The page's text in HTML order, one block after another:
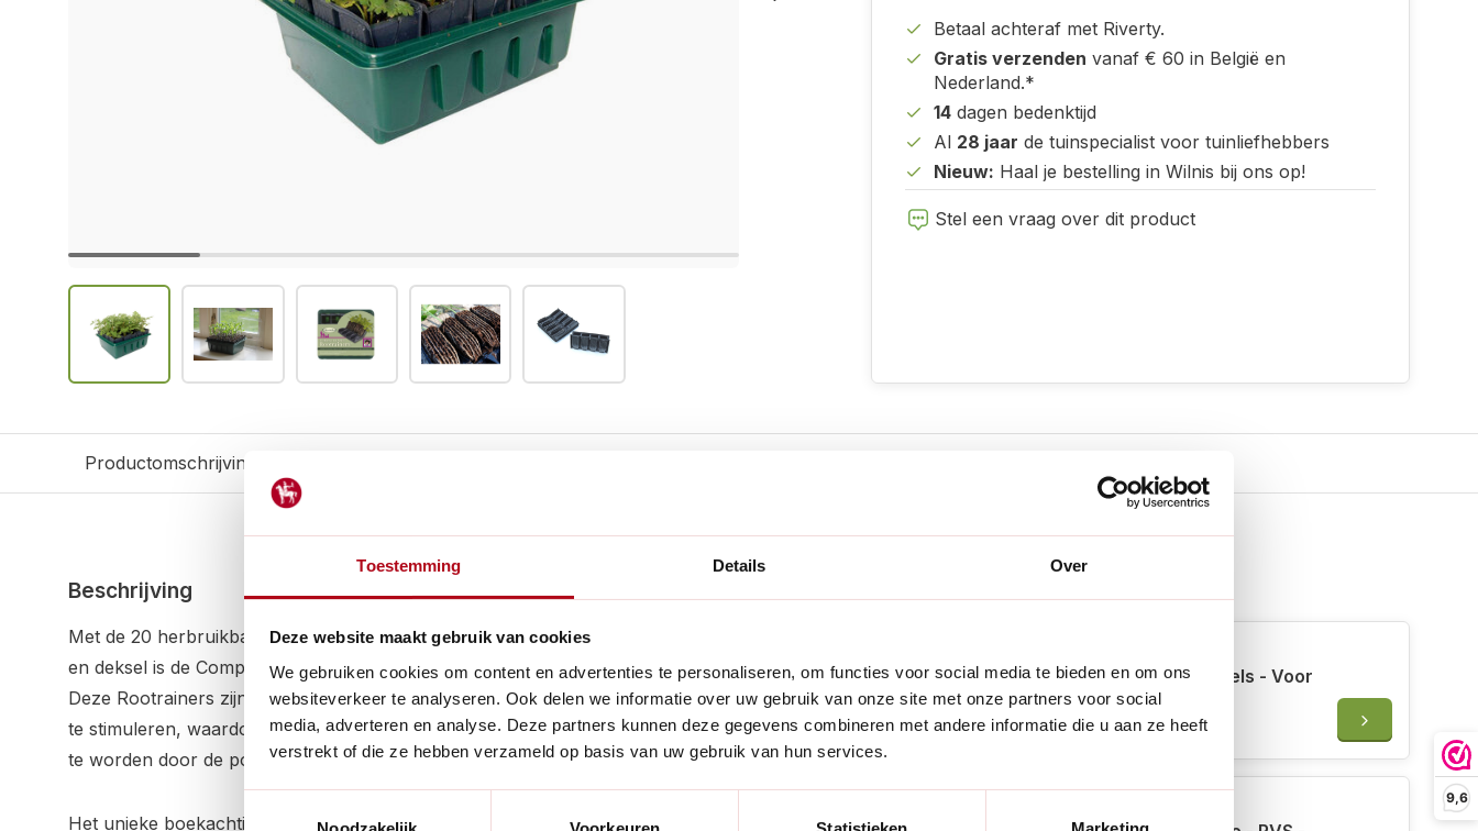
Toestemming Details Over
Deze website maakt gebruik van cookies
We gebruiken cookies om content en advertenties te personaliseren, om functies voor social media te bieden en om ons
websiteverkeer te analyseren. Ook delen we informatie over uw gebruik van onze site met onze partners voor social
media, adverteren en analyse. Deze partners kunnen deze gegevens combineren met andere informatie die u aan ze heeft
verstrekt of die ze hebben verzameld op basis van uw gebruik van hun services.
9,6
Betaal achteraf met Riverty.
Gratis verzenden vanaf € 60 in België en
Nederland.*
14 dagen bedenktijd
Al 28 jaar de tuinspecialist voor tuinliefhebbers
Nieuw: Haal je bestelling in Wilnis bij ons op!
Stel een vraag over dit product
Productomschrijving
Beschrijving
Met de 20 herbruikbare zaaicellen van 8 cm diep en bijbehorende opvangbak
en deksel is de Compact Roottrainer een must-have voor elke tuinliefhebber.
Deze Rootrainers zijn ontworpen om een krachtige en gezonde wortelvorming
te stimuleren, waardoor de planten recht en kluitvrij groeien, zonder ingeperkt
te worden door de pot.
Het unieke boekachtige ontwerp van de Rootrainers maakt het gemakkelijk om
Burgon & Ball RHS Plantlabels - Voor
zaailingen - 50 stuks
€6,50